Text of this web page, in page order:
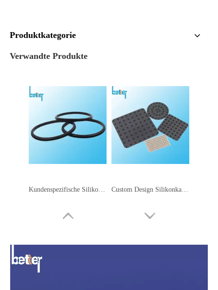
Produktkategorie
Verwandte Produkte
Kundenspezifische Silikonkautschuk-Lippendichtung Custom Design Silikonkautschuk Düsendichtung